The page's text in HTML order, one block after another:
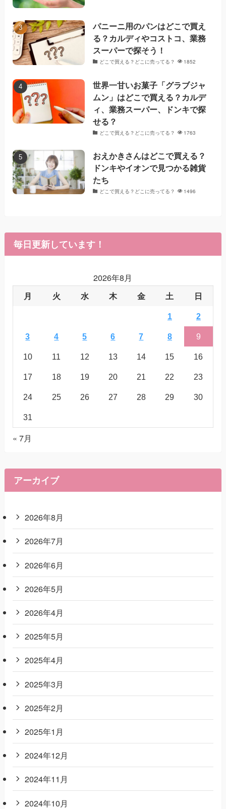
パニーニ用のパンはどこで買え
る？カルディやコストコ、業務
スーパーで探そう！
どこで買える？どこに売ってる？ 1852
世界一甘いお菓子「グラブジャ
ムン」はどこで買える？カルデ
ィ、業務スーパー、ドンキで探
せる？
どこで買える？どこに売ってる？ 1763
おえかきさんはどこで買える？
ドンキやイオンで見つかる雑貨
たち
どこで買える？どこに売ってる？ 1496
毎日更新しています！
2026年8月
月 火 水 木 金 土 日
1 2
3 4 5 6 7 8 9
10 11 12 13 14 15 16
17 18 19 20 21 22 23
24 25 26 27 28 29 30
31
« 7月
アーカイブ
2026年8月
2026年7月
2026年6月
2026年5月
2026年4月
2025年5月
2025年4月
2025年3月
2025年2月
2025年1月
2024年12月
2024年11月
2024年10月